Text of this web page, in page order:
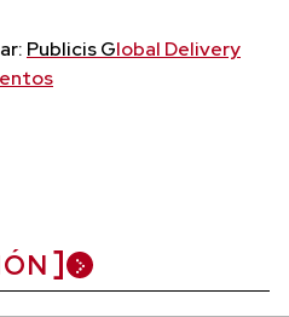
Publicis Global Delivery